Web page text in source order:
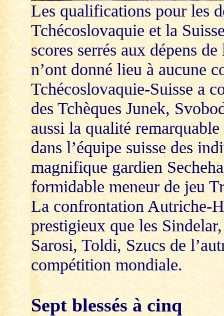
Les qualifications pour les
Tchécoslovaquie et la
scores serrés aux dépens
n’ont donné lieu à aucune
Tchécoslovaquie-Suisse a
des Tchèques Junek,
aussi la qualité
dans l’équipe suisse des
magnifique gardien
formidable meneur de jeu
La confrontation Autriche-
prestigieux que les
Sarosi, Toldi, Szucs de
compétition mondiale.
Sept blessés à cinq